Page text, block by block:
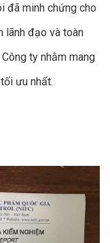
đã minh chứng cho
lãnh đạo và toàn
ty nhằm mang
ưu nhất.